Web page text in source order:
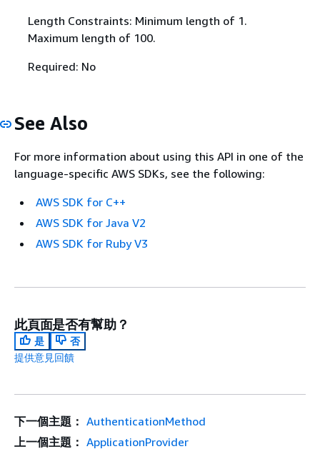
Length Constraints: Minimum length of 1.
Maximum length of 100.
Required: No
See Also
For more information about using this API in one of the
language-specific AWS SDKs, see the following:
AWS SDK for C++
AWS SDK for Java V2
AWS SDK for Ruby V3
此頁面是否有幫助？
是
否
提供意見回饋
下一個主題： AuthenticationMethod
上一個主題： ApplicationProvider